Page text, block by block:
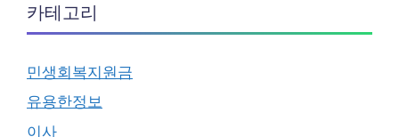
카테고리
민생회복지원금
유용한정보
이사